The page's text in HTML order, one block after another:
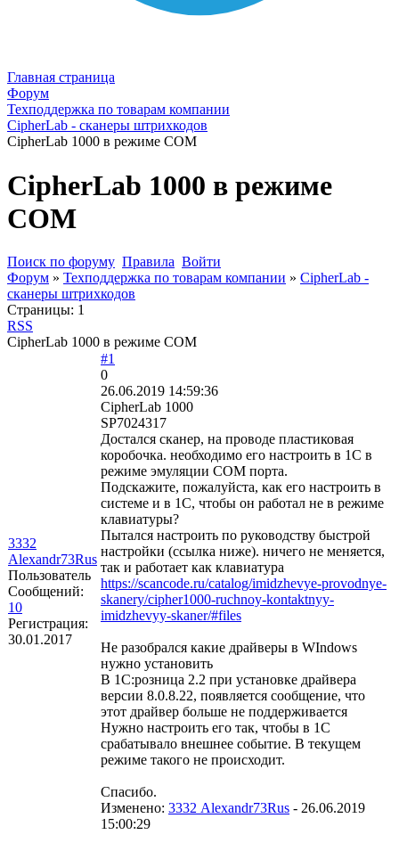
Главная страница
Форум
Техподдержка по товарам компании
CipherLab - сканеры штрихкодов
CipherLab 1000 в режиме COM
CipherLab 1000 в режиме
COM
Поиск по форуму Правила Войти
Форум » Техподдержка по товарам компании » CipherLab -
сканеры штрихкодов
Страницы: 1
RSS
CipherLab 1000 в режиме COM
3332
Alexandr73Rus
Пользователь
Сообщений:
10
Регистрация:
30.01.2017
#1
0
26.06.2019 14:59:36
CipherLab 1000
SP7024317
Достался сканер, на проводе пластиковая
коробочка. необходимо его настроить в 1С в
режиме эмуляции СОМ порта.
Подскажите, пожалуйста, как его настроить в
системе и в 1С, чтобы он работал не в режиме
клавиатуры?
Пытался настроить по руководству быстрой
настройки (ссылка ниже). ничего не меняется,
так и работает как клавиатура
https://scancode.ru/catalog/imidzhevye-provodnye-
skanery/cipher1000-ruchnoy-kontaktnyy-
imidzhevyy-skaner/#files
Не разобрался какие драйверы в WIndows
нужно установить
В 1С:розница 2.2 при установке драйвера
версии 8.0.8.22, появляется сообщение, что
этот драйвер больше не поддерживается
Нужно настроить его так, чтобы в 1С
срабатывало внешнее событие. В текущем
режиме такого не происходит.
Спасибо.
Изменено: 3332 Alexandr73Rus - 26.06.2019
15:00:29